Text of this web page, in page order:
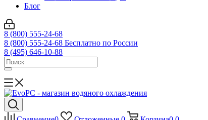
Блог
8 (800) 555-24-68
8 (800) 555-24-68 Бесплатно по России
8 (495) 646-10-88